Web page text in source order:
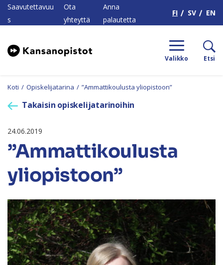
Saavutettavuu
s
Ota
yhteyttä
Anna
palautetta
FI SV EN
Valikko Etsi
Koti / Opiskelijatarina / ”Ammattikoulusta yliopistoon”
Takaisin opiskelijatarinoihin
24.06.2019
”Ammattikoulusta
yliopistoon”